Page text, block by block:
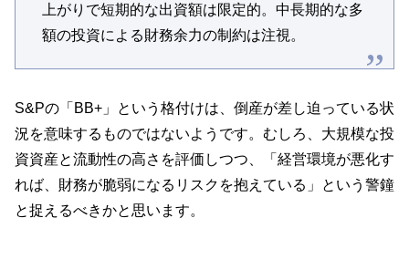
上がりで短期的な出資額は限定的。中長期的な多
額の投資による財務余力の制約は注視。
S&Pの「BB+」という格付けは、倒産が差し迫っている状
況を意味するものではないようです。むしろ、大規模な投
資資産と流動性の高さを評価しつつ、「経営環境が悪化す
れば、財務が脆弱になるリスクを抱えている」という警鐘
と捉えるべきかと思います。